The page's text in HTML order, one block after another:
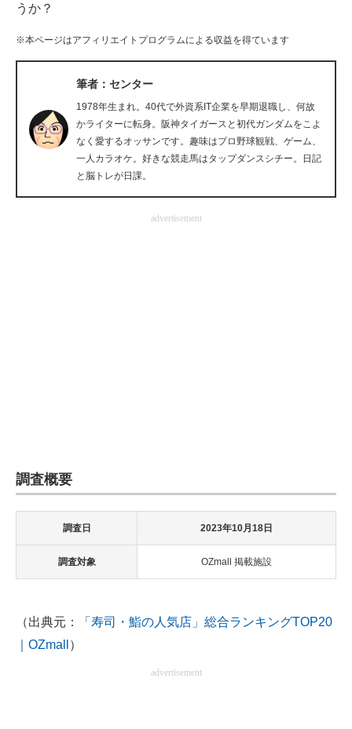
マーケ×ITの今がよく分かる
ITエンジニア向け専門サイト
IT製品の技術・比較・事例
うか？
※本ページはアフィリエイトプログラムによる収益を得ています
筆者：センター
1978年生まれ。40代で外資系IT企業を早期退職し、何故
かライターに転身。阪神タイガースと初代ガンダムをこよ
なく愛するオッサンです。趣味はプロ野球観戦、ゲーム、
一人カラオケ。好きな競走馬はタップダンスシチー。日記
と脳トレが日課。
advertisement
調査概要
調査日 2023年10月18日
調査対象 OZmall 掲載施設
（出典元：
「寿司・鮨の人気店」総合ランキングTOP20
｜OZmall
）
advertisement